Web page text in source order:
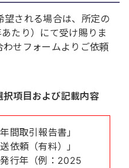
される場合は、所定の
たり）にて受け賜りま
せフォームよりご依頼
項目および記載内容
間取引報告書」
依頼（有料）」
発行年（例：2025